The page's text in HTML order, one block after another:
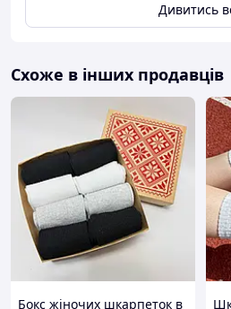
Дивитись
Схоже в інших продавців
Бокс жіночих шкарпеток в